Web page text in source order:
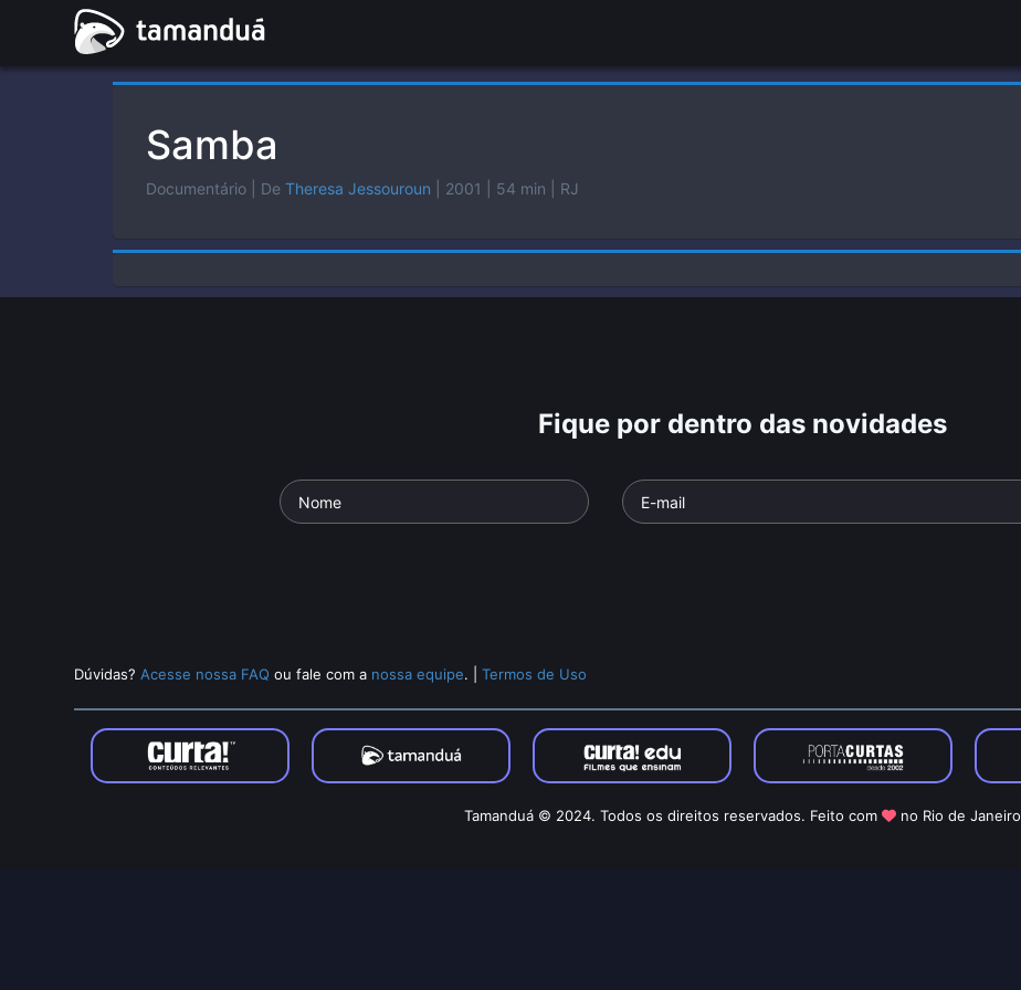
Samba
Documentário | De Theresa Jessouroun | 2001 | 54 min | RJ
Fique por dentro das novidades
Dúvidas? Acesse nossa FAQ ou fale com a nossa equipe. |Termos de Uso
Tamanduá © 2024. Todos os direitos reservados. Feito com no Rio de Janeiro